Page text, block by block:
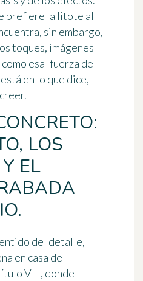
prefiere la litote al
sin embargo,
toques, imágenes
esa 'fuerza de
en lo que dice,
LOS
EL
del detalle,
en casa del
VIII, donde